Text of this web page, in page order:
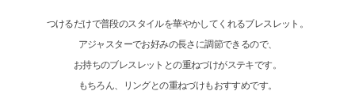
つけるだけで普段のスタイルを華やかしてくれるブレスレット。
アジャスターでお好みの長さに調節できるので、
お持ちのブレスレットとの重ねづけがステキです。
もちろん、リングとの重ねづけもおすすめです。